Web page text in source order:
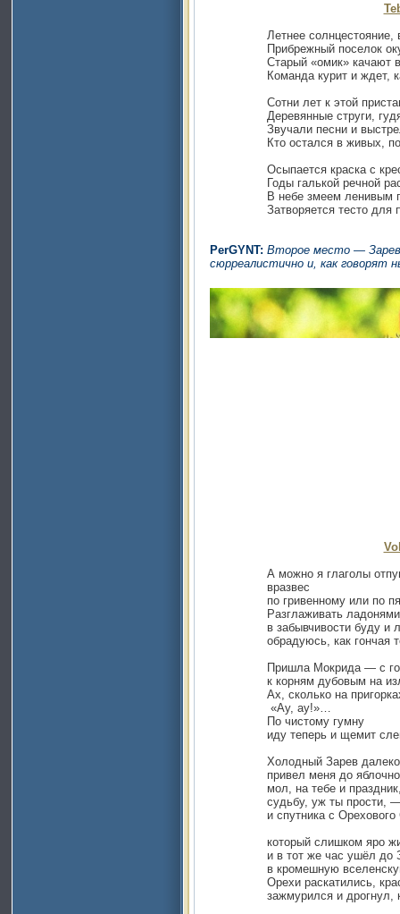
Летнее солнцестояние, в
Прибрежный поселок
Старый «омик» качают
Команда курит и ждет,
Сотни лет к этой пристани
Деревянные струги,
Звучали песни и
Кто остался в живых, по
Осыпается краска с
Годы галькой речной
В небе змеем ленивым
Затворяется тесто для
PerGYNT: Второе место —
сюрреалистично и, как
А можно я глаголы
вразвес
по гривенному или по
Разглаживать ладонями
в забывчивости буду и
обрадуюсь, как гончая
Пришла Мокрида — с
к корням дубовым на
Ах, сколько на пригорках
«Ау, ау!»…
По чистому гумну
иду теперь и щемит слева
Холодный Зарев далеко
привел меня до
мол, на тебе и праздник,
судьбу, уж ты прости, —
и спутника с Орехового
который слишком яро
и в тот же час ушёл до
в кромешную вселенскую
Орехи раскатились,
зажмурился и дрогнул,